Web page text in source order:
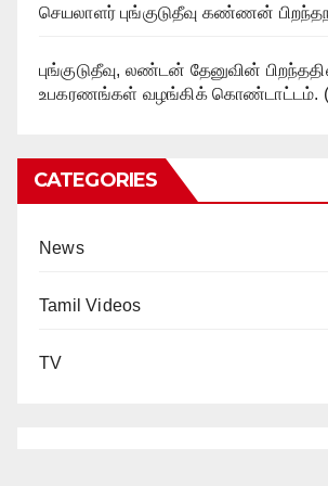
செயலாளர் புங்குடுதீவு கண்ணன்
புங்குடுதீவு, லண்டன் தேனுவின்
உபகரணங்கள் வழங்கிக் கொண்டாட்டம்.
CATEGORIES
News
Tamil Videos
TV